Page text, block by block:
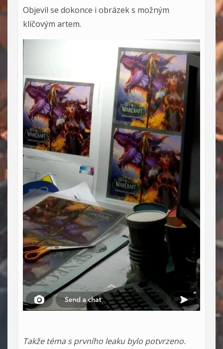
Objevil se dokonce i obrázek s možným
klíčovým artem.
Takže téma s prvního leaku bylo potvrzeno.